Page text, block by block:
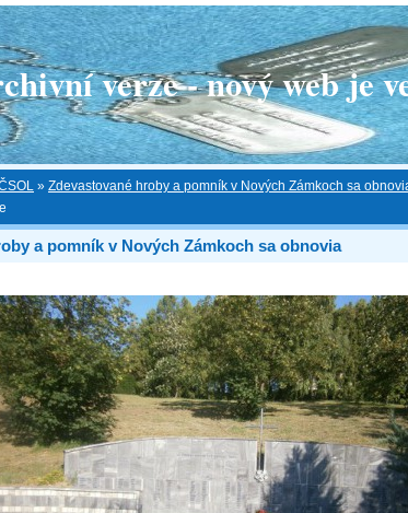
verze - nový web je
» Zdevastované hroby a pomník v Nových Zámkoch sa
a pomník v Nových Zámkoch sa obnovia